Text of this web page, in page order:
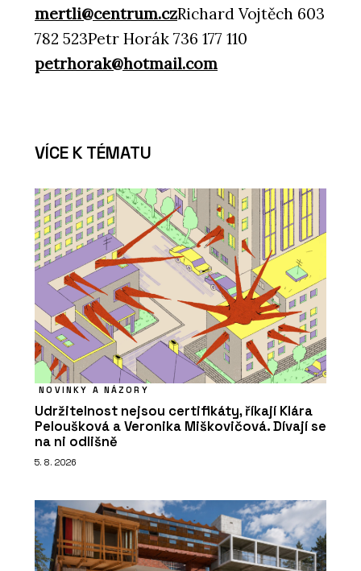
mertli@centrum.czRichard Vojtěch 603
782 523Petr Horák 736 177 110
petrhorak@hotmail.com
VÍCE K TÉMATU
NOVINKY A NÁZORY
Udržitelnost nejsou certifikáty, říkají Klára
Peloušková a Veronika Miškovičová. Dívají se
na ni odlišně
5. 8. 2026